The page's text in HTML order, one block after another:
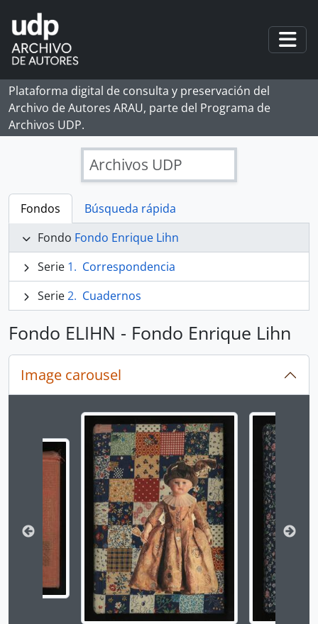
Skip to main content
Plataforma digital de consulta y preservación del
Archivo de Autores ARAU, parte del Programa de
Archivos UDP.
Archivos UDP
Fondos
Búsqueda rápida
Fondo Fondo Enrique Lihn
Serie
Correspondencia
Serie
Cuadernos
Fondo ELIHN - Fondo Enrique Lihn
Image carousel
Changing the current slide of this carousel will